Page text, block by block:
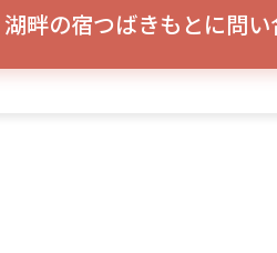
湖畔の宿つばきもとに問い